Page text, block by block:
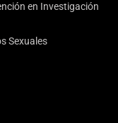
en Investigación
Sexuales